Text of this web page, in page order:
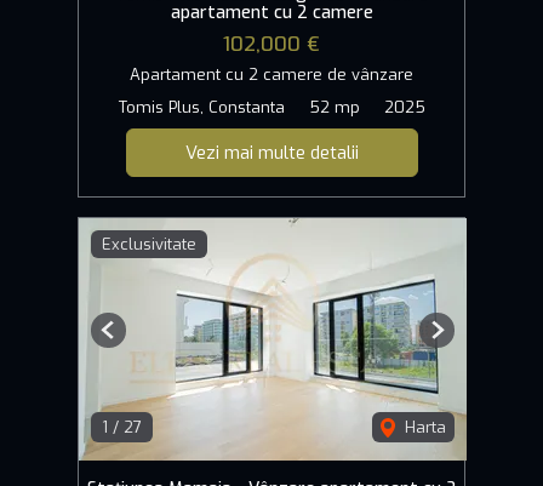
apartament cu 2 camere
102,000 €
Apartament cu 2 camere de vânzare
Tomis Plus, Constanta
52 mp 2025
Vezi mai multe detalii
Exclusivitate
1 / 27 Harta
Previous Next